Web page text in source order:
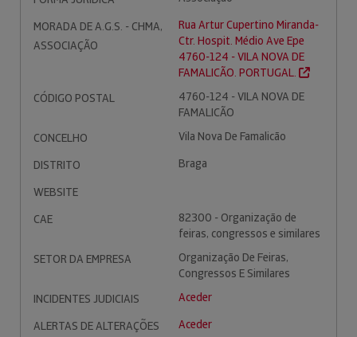
MORADA DE A.G.S. - CHMA,
ASSOCIAÇÃO
Rua Artur Cupertino Miranda-
Ctr. Hospit. Médio Ave Epe
4760-124 - VILA NOVA DE
FAMALICÃO. PORTUGAL.
CÓDIGO POSTAL
4760-124 - VILA NOVA DE
FAMALICÃO
CONCELHO
Vila Nova De Famalicão
DISTRITO
Braga
WEBSITE
CAE
82300 - Organização de
feiras, congressos e similares
SETOR DA EMPRESA
Organização De Feiras,
Congressos E Similares
INCIDENTES JUDICIAIS
Aceder
ALERTAS DE ALTERAÇÕES
Aceder